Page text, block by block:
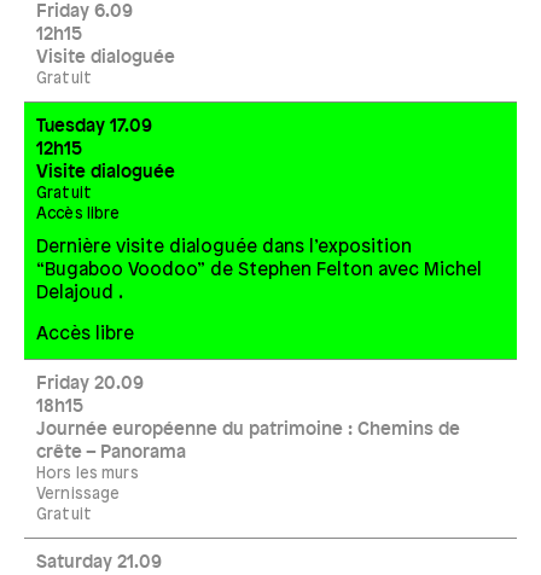
Friday 6.09
12h15
Visite dialoguée
Gratuit
Tuesday 17.09
12h15
Visite dialoguée
Gratuit
Accès libre
Dernière visite dialoguée dans l’exposition
“Bugaboo Voodoo” de Stephen Felton avec Michel
Delajoud .
Accès libre
Friday 20.09
18h15
Journée européenne du patrimoine : Chemins de
crête – Panorama
Hors les murs
Vernissage
Gratuit
Saturday 21.09